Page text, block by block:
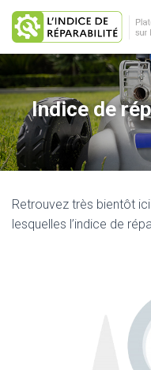
Indice de
Retrouvez très bientôt
lesquelles l’indice de